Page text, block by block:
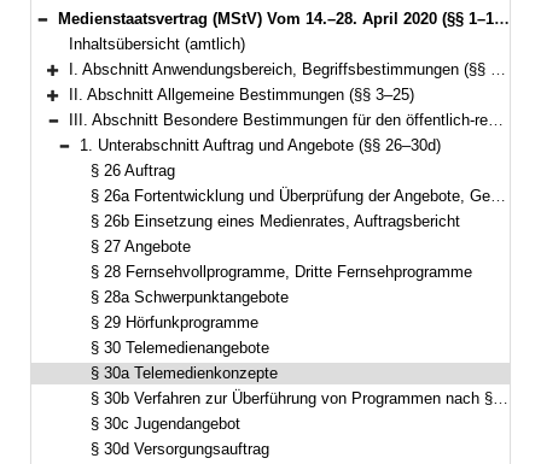
Bereich reduzieren
Medienstaatsvertrag (MStV) Vom 14.–28. April 2020 (§§ 1–122)
Inhaltsübersicht (amtlich)
Bereich erweitern
I. Abschnitt Anwendungsbereich, Begriffsbestimmungen (§§ 1–2)
Bereich erweitern
II. Abschnitt Allgemeine Bestimmungen (§§ 3–25)
Bereich reduzieren
III. Abschnitt Besondere Bestimmungen für den öffentlich-rechtlichen Rundfunk (§§ 26–49)
Bereich reduzieren
1. Unterabschnitt Auftrag und Angebote (§§ 26–30d)
§ 26 Auftrag
§ 26a Fortentwicklung und Überprüfung der Angebote, Gesellschaftsdialog
§ 26b Einsetzung eines Medienrates, Auftragsbericht
§ 27 Angebote
§ 28 Fernsehvollprogramme, Dritte Fernsehprogramme
§ 28a Schwerpunktangebote
§ 29 Hörfunkprogramme
§ 30 Telemedienangebote
§ 30a Telemedienkonzepte
§ 30b Verfahren zur Überführung von Programmen nach § 28a Abs. 4
§ 30c Jugendangebot
§ 30d Versorgungsauftrag